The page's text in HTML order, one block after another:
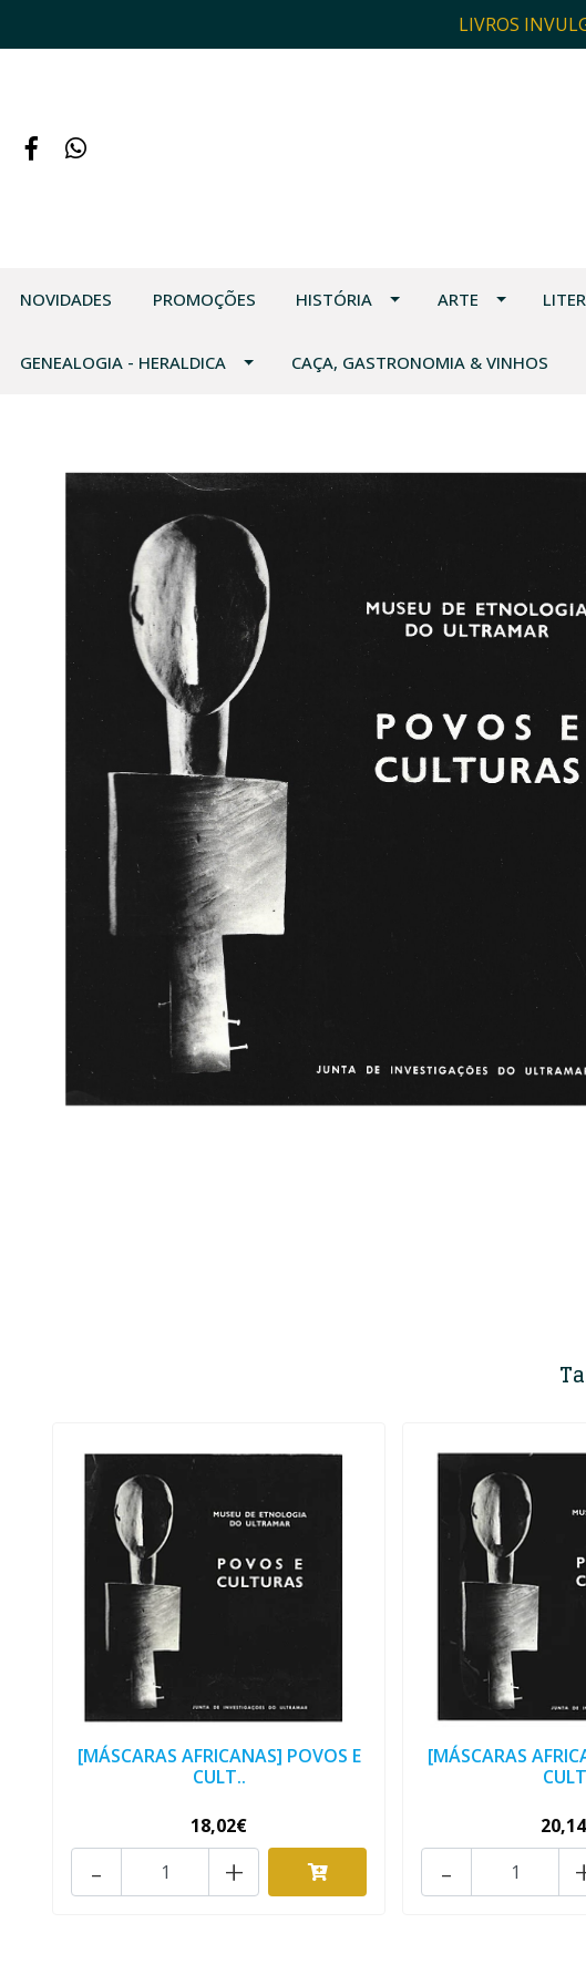
LIVROS
NOVIDADES PROMOÇÕES HISTÓRIA ARTE
GENEALOGIA - HERALDICA CAÇA, GASTRONOMIA & VINHOS
[MÁSCARAS AFRICANAS] POVOS E
CULT..
18,02€
+
-
[MÁSCARAS
-